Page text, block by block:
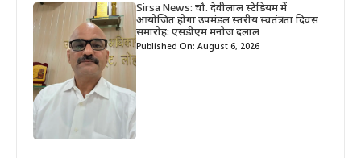
Sirsa News: चौ. देवीलाल स्टेडियम में
आयोजित होगा उपमंडल स्तरीय स्वतंत्रता दिवस
समारोह: एसडीएम मनोज दलाल
Published On: August 6, 2026